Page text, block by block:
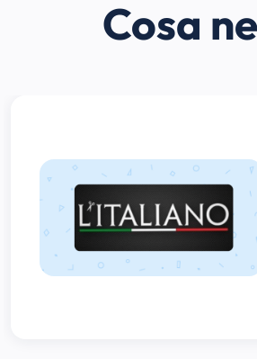
Cosa